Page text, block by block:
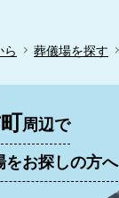
葬儀場を探す
周辺で
お探しの方へ